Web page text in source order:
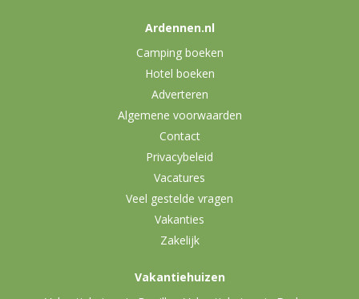
Ardennen.nl
Camping boeken
Hotel boeken
Adverteren
Algemene voorwaarden
Contact
Privacybeleid
Vacatures
Veel gestelde vragen
Vakanties
Zakelijk
Vakantiehuizen